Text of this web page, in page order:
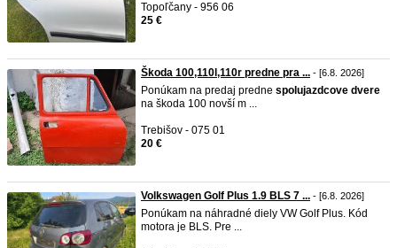
Topoľčany - 956 06
25 €
Škoda 100,110l,110r predne pra ... - [6.8. 2026]
Ponúkam na predaj predne spolujazdcove dvere
na škoda 100 novší m ...
Trebišov - 075 01
20 €
Volkswagen Golf Plus 1.9 BLS 7 ... - [6.8. 2026]
Ponúkam na náhradné diely VW Golf Plus. Kód
motora je BLS. Pre ...